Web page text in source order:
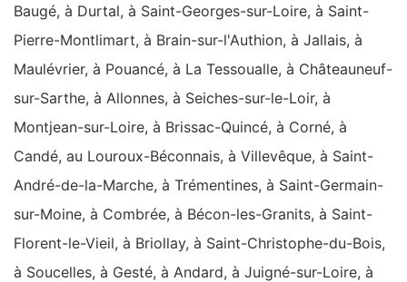
Baugé, à Durtal, à Saint-Georges-sur-Loire, à Saint-
Pierre-Montlimart, à Brain-sur-l'Authion, à Jallais, à
Maulévrier, à Pouancé, à La Tessoualle, à Châteauneuf-
sur-Sarthe, à Allonnes, à Seiches-sur-le-Loir, à
Montjean-sur-Loire, à Brissac-Quincé, à Corné, à
Candé, au Louroux-Béconnais, à Villevêque, à Saint-
André-de-la-Marche, à Trémentines, à Saint-Germain-
sur-Moine, à Combrée, à Bécon-les-Granits, à Saint-
Florent-le-Vieil, à Briollay, à Saint-Christophe-du-Bois,
à Soucelles, à Gesté, à Andard, à Juigné-sur-Loire, à